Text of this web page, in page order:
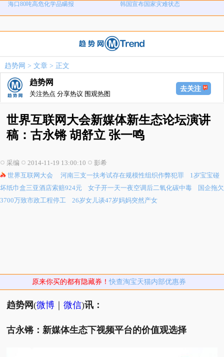
河南三支一扶考试存在规模性组织作 1岁宝宝碰坏纸巾盒三亚酒店索赔924
26岁女儿谈47岁妈妈突然产女 儿子举报身价上亿父亲说家已破碎
海口80吨高危化学品瞒报
趋势网 > 文章> 正文
趋势网
关注热点 分享热议 围观热图
去关注
世界互联网大会新媒体新生态论坛演讲
稿：古永锵 胡舒立 张一鸣
采编 2014-11-19 13:00:10
影希
世界互联网大会
河南三支一扶考试存在规模性组织作弊犯罪
1岁宝宝碰
坏纸巾盒三亚酒店索赔924元
女子开一天一夜空调后二氧化碳中毒
国企拖欠
3700万致市政工程停工
26岁女儿谈47岁妈妈突然产女
原来你买的都有隐藏券！快查淘宝天猫内部优惠券
趋势网(微博 ｜微信)讯：
古永锵：新媒体生态下视频平台的价值观选择